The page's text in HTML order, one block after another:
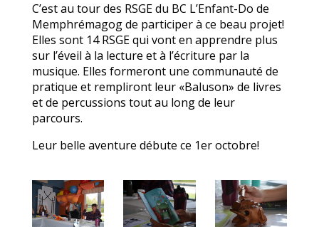
C’est au tour des RSGE du BC L’Enfant-Do de
Memphrémagog de participer à ce beau projet!
Elles sont 14 RSGE qui vont en apprendre plus
sur l’éveil à la lecture et à l’écriture par la
musique. Elles formeront une communauté de
pratique et rempliront leur «Baluson» de livres
et de percussions tout au long de leur
parcours.
Leur belle aventure débute ce 1er octobre!